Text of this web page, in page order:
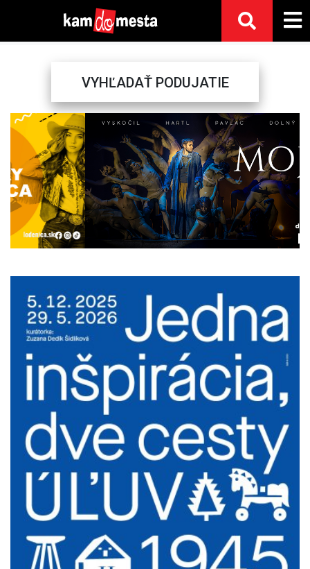
VYHĽADAŤ PODUJATIE
Previous Next